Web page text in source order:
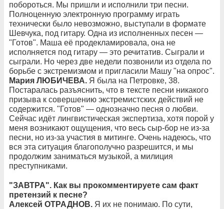
побороться. Мы пришли и исполнили три песни.
Полноценную электронную программу играть
технически было невозможно, выступали в формате
Шевчука, под гитару. Одна из исполненных песен —
"Готов". Маша её продекламировала, она не
исполняется под гитару — это речитатив. Сыграли и
сыграли. Но через две недели позвонили из отдела по
борьбе с экстремизмом и пригласили Машу "на опрос".
Мария ЛЮБИЧЕВА. Я была на Петровке, 38.
Постаралась разъяснить, что в тексте песни никакого
призыва к совершению экстремистских действий не
содержится. "Готов" — однозначно песня о любви.
Сейчас идёт лингвистическая экспертиза, хотя порой у
меня возникают ощущения, что весь сыр-бор не из-за
песни, но из-за участия в митинге. Очень надеюсь, что
вся эта ситуация благополучно разрешится, и мы
продолжим заниматься музыкой, а милиция
преступниками.
"ЗАВТРА". Как вы прокомментируете сам факт
претензий к песне?
Алексей ОТРАДНОВ. Я их не понимаю. По сути,